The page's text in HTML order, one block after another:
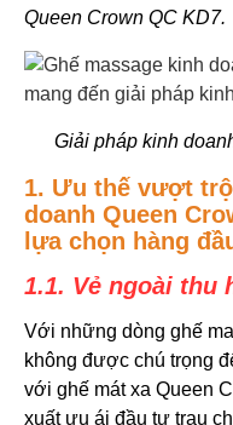
Queen Crown QC KD7.
Giải pháp kinh
1. Ưu thế vượt
doanh Queen
lựa chọn hàng
1.1. Vẻ ngoài thu
Với những dòng ghế
không được chú trọng
với ghế mát xa Queen
xuất ưu ái đầu tư trau